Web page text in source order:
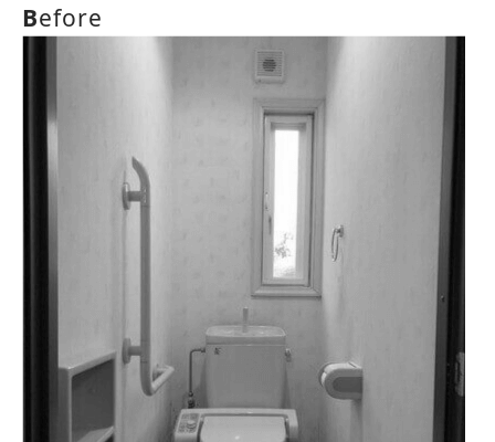
Before